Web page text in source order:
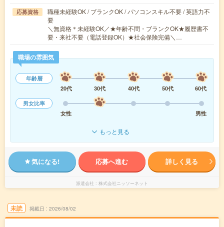
応募資格
職種未経験OK / ブランクOK / パソコンスキル不要 / 英語力不
要
＼無資格＊未経験OK／★年齢不問・ブランクOK★履歴書不
要・来社不要（電話登録OK）★社会保険完備＼…
職場の雰囲気
年齢層
20代
30代 40代 50代
60代
男女比率
女性
男性
もっと見る
気になる! 応募へ進む 詳しく見る
派遣会社 株式会社ニッソーネット
未読 掲載日 2026/08/02